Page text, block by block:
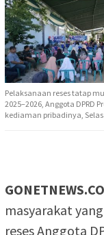
Pelaksanaan reses tatap
2025–2026, Anggota DPRD
kediaman pribadinya,
masyarakat
reses Anggota